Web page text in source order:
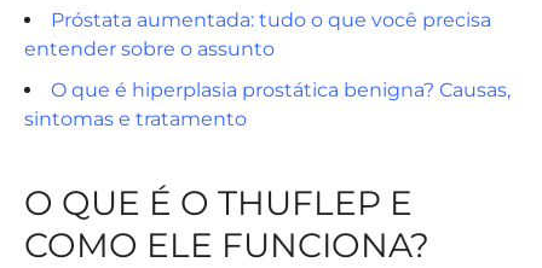
Próstata aumentada: tudo o que você precisa
entender sobre o assunto
O que é hiperplasia prostática benigna? Causas,
sintomas e tratamento
O QUE É O THUFLEP E
COMO ELE FUNCIONA?